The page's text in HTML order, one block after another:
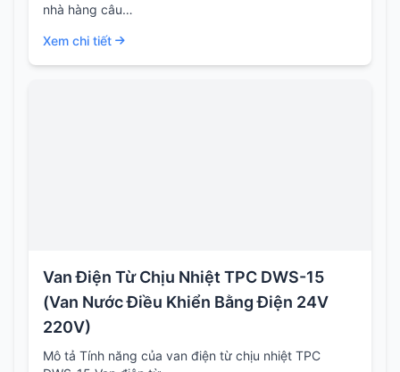
nhà hàng câu…
Xem chi tiết
Van Điện Từ Chịu Nhiệt TPC DWS-15
(Van Nước Điều Khiển Bằng Điện 24V
220V)
Mô tả Tính năng của van điện từ chịu nhiệt TPC